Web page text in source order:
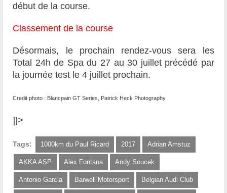
début de la course.
Classement de la course
Désormais, le prochain rendez-vous sera les
Total 24h de Spa du 27 au 30 juillet précédé par
la journée test le 4 juillet prochain.
Credit photo : Blancpain GT Series, Patrick Heck Photography
]]>
Tags: 1000km du Paul Ricard 2017 Adrian Amstuz
AKKA ASP Alex Fontana Andy Soucek
Antonio Garcia Barwell Motorsport Belgian Audi Club